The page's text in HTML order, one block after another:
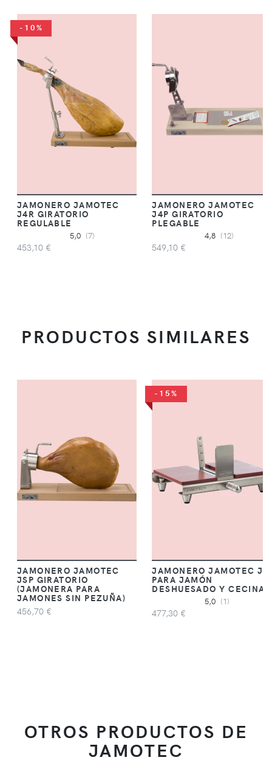
-10%
JAMONERO JAMOTEC
J4R GIRATORIO
REGULABLE
5,0 (7)
453,10 €
JAMONERO JAMOTEC
J4P GIRATORIO
PLEGABLE
4,8 (12)
549,10 €
PRODUCTOS SIMILARES
JAMONERO JAMOTEC
JSP GIRATORIO
(JAMONERA PARA
JAMONES SIN PEZUÑA)
456,70 €
-15%
JAMONERO JAMOTEC JC
PARA JAMÓN
DESHUESADO Y CECINA
5,0 (1)
477,30 €
OTROS PRODUCTOS DE
JAMOTEC